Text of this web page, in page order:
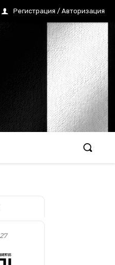
Регистрация / Авторизация